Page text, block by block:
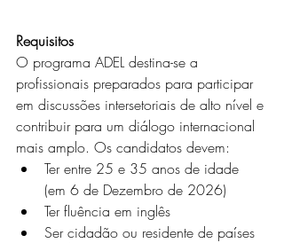
Requisitos
O programa ADEL destina-se a
profissionais preparados para participar
em discussões intersetoriais de alto nível e
contribuir para um diálogo internacional
mais amplo. Os candidatos devem:
Ter entre 25 e 35 anos de idade
(em 6 de Dezembro de 2026)
Ter fluência em inglês
Ser cidadão ou residente de países